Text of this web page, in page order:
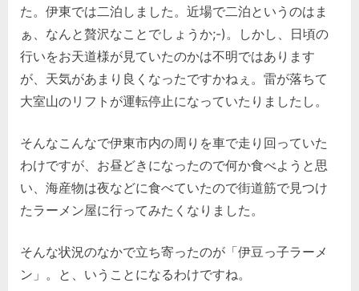
ン。
へ
た。伊東では二泊しました。近場で二泊というのはま
ぁ、なんと贅沢なことでしょうか;-)。しかし、日頃の
行いをお天道様が見ていたのかは不明ではあります
が、天気があまり良くなったですかねぇ。雷が落ちて
大室山のリフトが運転停止になっていたりましたし。
そんなこんなで伊東市内の周りを車で走り回っていた
わけですが、お昼どきになったので何か食べようと思
い、海産物は夜などに食べていたので街道筋で見つけ
たラーメン屋に行ってみたくなりました。
そんな状況のなかで立ち寄ったのが「伊豆っ子ラーメ
ン」。と、いうことになるわけですね。